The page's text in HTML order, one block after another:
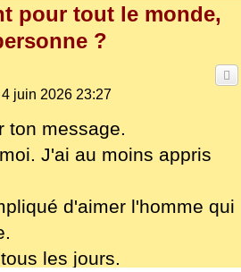
pour tout le monde,
?
juin 2026 23:27
ton message.
J'ai au moins appris
d'aimer l'homme qui
les jours.